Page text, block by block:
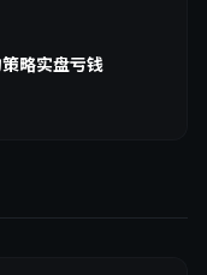
略实盘亏钱